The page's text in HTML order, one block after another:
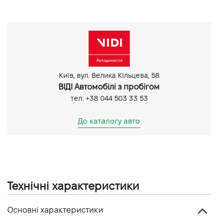
Панорамний дах / Лобове скло
Парктронік передній
Датчик світла
Київ, вул. Велика Кільцева, 58
ВІДІ Автомобілі з пробігом
тел: +38 044 503 33 53
До каталогу авто
Технічні характеристики
Основні характеристики